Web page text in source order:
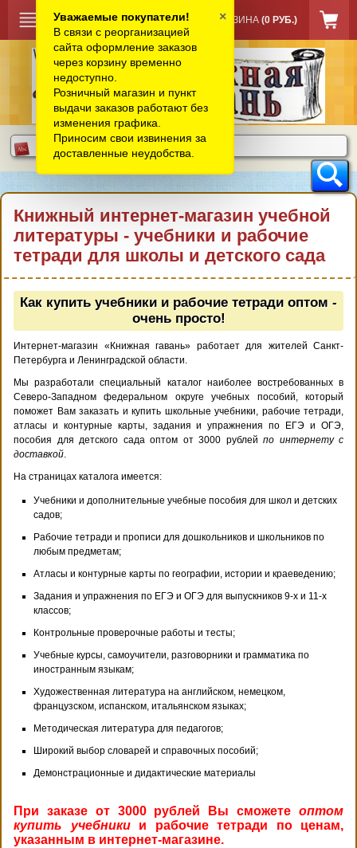
КОРЗИНА (0 РУБ.)
Книжный интернет-магазин учебной
литературы - учебники и рабочие
тетради для школы и детского сада
Как купить учебники и рабочие тетради оптом -
очень просто!
Интернет-магазин «Книжная гавань» работает для жителей Санкт-
Петербурга и Ленинградской области.
Мы разработали специальный каталог наиболее востребованных в
Северо-Западном федеральном округе учебных пособий, который
поможет Вам заказать и купить школьные учебники, рабочие тетради,
атласы и контурные карты, задания и упражнения по ЕГЭ и ОГЭ,
пособия для детского сада оптом от 3000 рублей по интернету с
доставкой.
На страницах каталога имеется:
Учебники и дополнительные учебные пособия для школ и детских
садов;
Рабочие тетради и прописи для дошкольников и школьников по
любым предметам;
Атласы и контурные карты по географии, истории и краеведению;
Задания и упражнения по ЕГЭ и ОГЭ для выпускников 9-х и 11-х
классов;
Контрольные проверочные работы и тесты;
Учебные курсы, самоучители, разговорники и грамматика по
иностранным языкам;
Художественная литература на английском, немецком,
французском, испанском, итальянском языках;
Методическая литература для педагогов;
Широкий выбор словарей и справочных пособий;
Демонстрационные и дидактические материалы
При заказе от 3000 рублей Вы сможете оптом
купить учебникии рабочие тетради по ценам,
указанным в интернет-магазине.
Уважаемые покупатели!
В связи с реорганизацией
сайта оформление заказов
через корзину временно
недоступно.
Розничный магазин и пункт
выдачи заказов работают без
изменения графика.
Приносим свои извинения за
доставленные неудобства.
×